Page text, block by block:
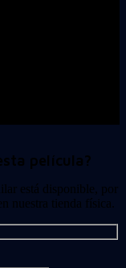
película?
está disponible, por
nuestra tienda física.